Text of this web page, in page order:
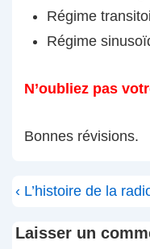
Régime
Régime
N’oubliez pas
Bonnes révisions.
Navigation
l’article
Previous
is
‹ L’histoire de la
Laisser un